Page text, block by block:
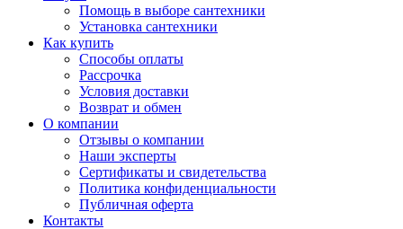
Помощь в выборе сантехники
Установка сантехники
Как купить
Способы оплаты
Рассрочка
Условия доставки
Возврат и обмен
О компании
Отзывы о компании
Наши эксперты
Сертификаты и свидетельства
Политика конфиденциальности
Публичная оферта
Контакты